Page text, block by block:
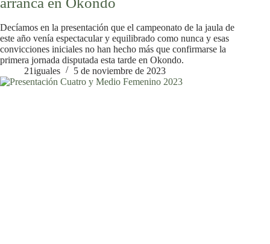
Decíamos en la presentación que el campeonato de la jaula de
este año venía espectacular y equilibrado como nunca y esas
convicciones iniciales no han hecho más que confirmarse la
primera jornada disputada esta tarde en Okondo.
21iguales
5 de noviembre de 2023